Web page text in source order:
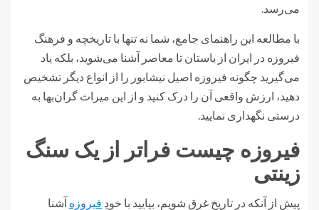
می‌رسد.
با مطالعه این راهنمای جامع، شما نه تنها با تاریخچه و فرهنگ
فیروزه در ایران از باستان تا معاصر آشنا می‌شوید، بلکه یاد
می‌گیرید چگونه فیروزه اصیل نیشابور را از انواع دیگر تشخیص
دهید، ارزش واقعی آن را درک کنید و از این میراث گران‌بها به
درستی نگهداری نمایید.
فیروزه چیست فراتر از یک سنگ
زینتی
پیش از آنکه در تاریخ غرق شویم، بیایید با خودِ فیروزه آشنا